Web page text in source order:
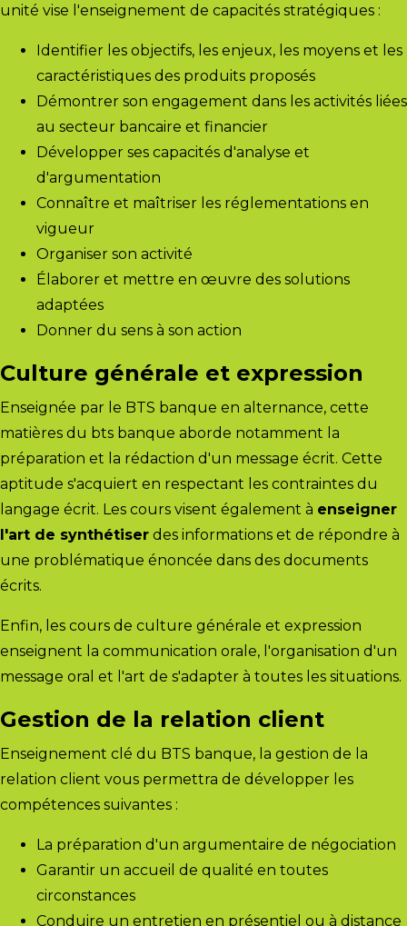
unité vise l'enseignement de capacités stratégiques :
Identifier les objectifs, les enjeux, les moyens et les
caractéristiques des produits proposés
Démontrer son engagement dans les activités liées
au secteur bancaire et financier
Développer ses capacités d'analyse et
d'argumentation
Connaître et maîtriser les réglementations en
vigueur
Organiser son activité
Élaborer et mettre en œuvre des solutions
adaptées
Donner du sens à son action
Culture générale et expression
Enseignée par le BTS banque en alternance, cette
matières du bts banque aborde notamment la
préparation et la rédaction d'un message écrit. Cette
aptitude s'acquiert en respectant les contraintes du
langage écrit. Les cours visent également à enseigner
l'art de synthétiser des informations et de répondre à
une problématique énoncée dans des documents
écrits.
Enfin, les cours de culture générale et expression
enseignent la communication orale, l'organisation d'un
message oral et l'art de s'adapter à toutes les situations.
Gestion de la relation client
Enseignement clé du BTS banque, la gestion de la
relation client vous permettra de développer les
compétences suivantes :
La préparation d'un argumentaire de négociation
Garantir un accueil de qualité en toutes
circonstances
Conduire un entretien en présentiel ou à distance